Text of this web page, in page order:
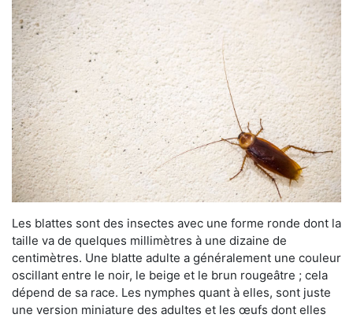
Les blattes sont des insectes avec une forme ronde dont la
taille va de quelques millimètres à une dizaine de
centimètres. Une blatte adulte a généralement une couleur
oscillant entre le noir, le beige et le brun rougeâtre ; cela
dépend de sa race. Les nymphes quant à elles, sont juste
une version miniature des adultes et les œufs dont elles